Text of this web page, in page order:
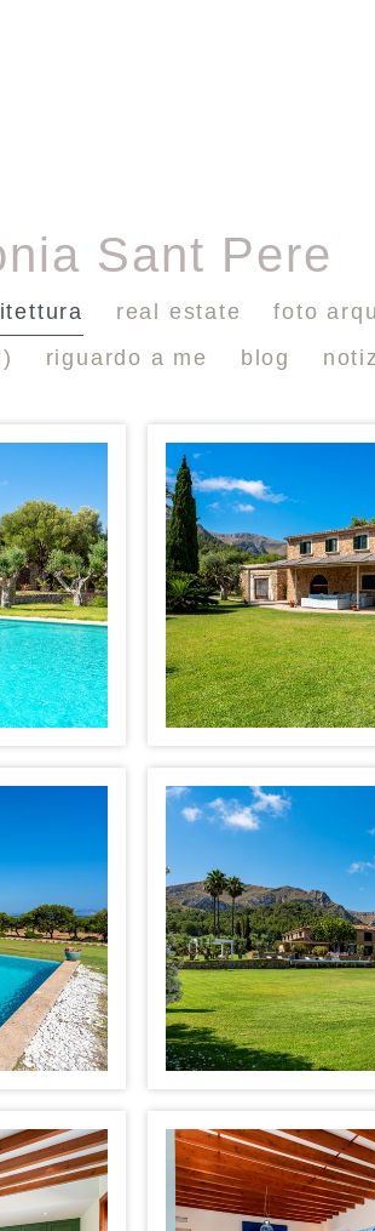
Sant Pere
real estate foto
riguardo a me blog